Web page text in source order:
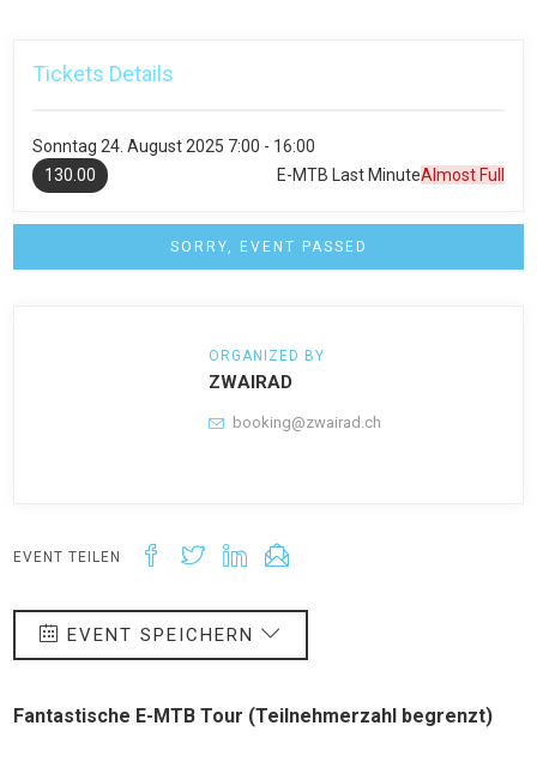
Tickets Details
Sonntag 24. August 2025 7:00 - 16:00
E-MTB Last MinuteAlmost Full
130.00
SORRY, EVENT PASSED
ORGANIZED BY
ZWAIRAD
booking@zwairad.ch
EVENT TEILEN
EVENT SPEICHERN
Fantastische E-MTB Tour (Teilnehmerzahl begrenzt)